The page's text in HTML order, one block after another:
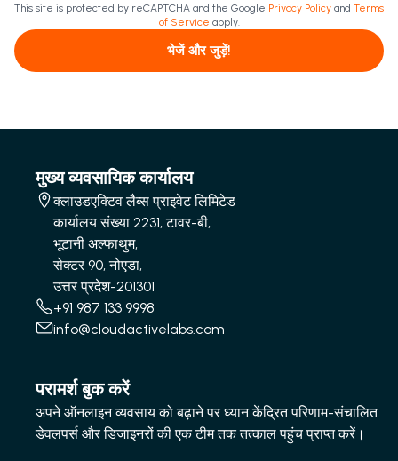
This site is protected by reCAPTCHA and the Google Privacy Policy and Terms
of Service apply.
भेजें और जुड़ें!
मुख्य व्यवसायिक कार्यालय
क्लाउडएक्टिव लैब्स प्राइवेट लिमिटेड
कार्यालय संख्या 2231, टावर-बी,
भूटानी अल्फाथुम,
सेक्टर 90, नोएडा,
उत्तर प्रदेश-201301
+91 987 133 9998
info@cloudactivelabs.com
परामर्श बुक करें
अपने ऑनलाइन व्यवसाय को बढ़ाने पर ध्यान केंद्रित परिणाम-संचालित
डेवलपर्स और डिजाइनरों की एक टीम तक तत्काल पहुंच प्राप्त करें।